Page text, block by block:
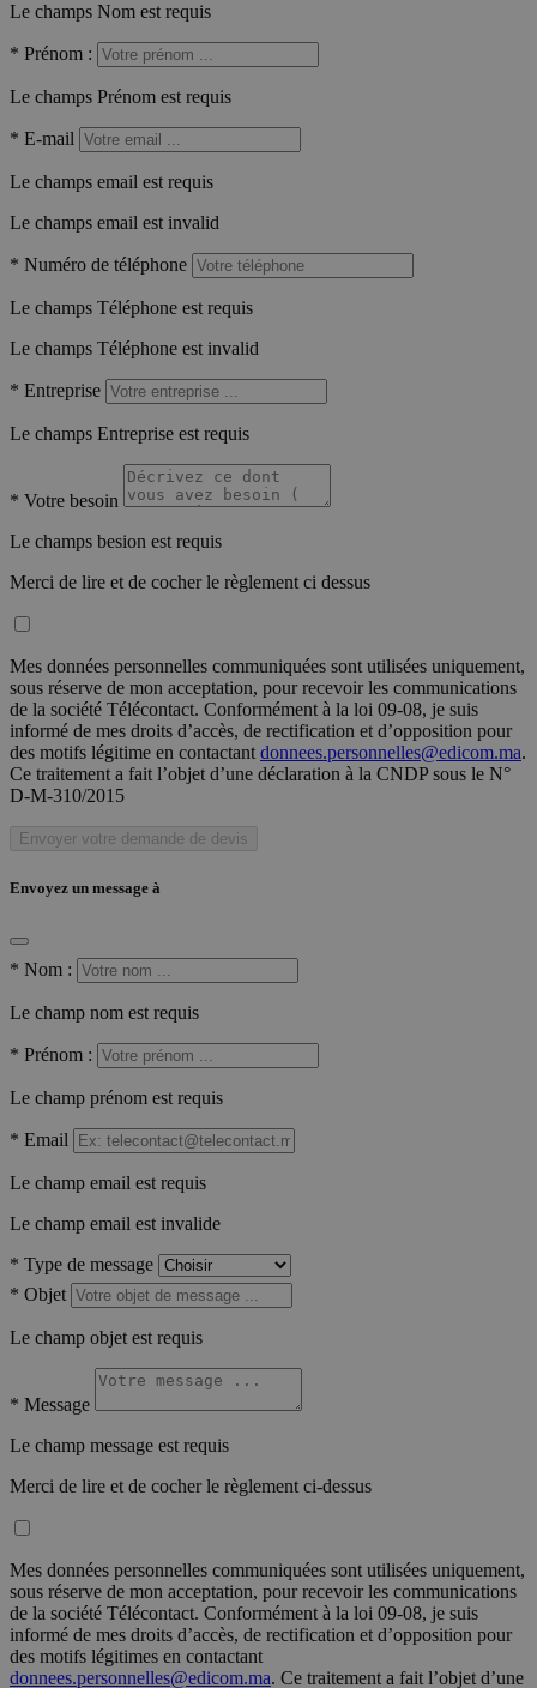
Le champs Nom est requis
* Prénom :
Le champs Prénom est requis
* E-mail
Le champs email est requis
Le champs email est invalid
* Numéro de téléphone
Le champs Téléphone est requis
Le champs Téléphone est invalid
* Entreprise
Le champs Entreprise est requis
* Votre besoin
Le champs besion est requis
Merci de lire et de cocher le règlement ci dessus
Mes données personnelles communiquées sont utilisées uniquement,
sous réserve de mon acceptation, pour recevoir les communications
de la société Télécontact. Conformément à la loi 09-08, je suis
informé de mes droits d’accès, de rectification et d’opposition pour
des motifs légitime en contactant donnees.personnelles@edicom.ma.
Ce traitement a fait l’objet d’une déclaration à la CNDP sous le N°
D-M-310/2015
Envoyer votre demande de devis
Envoyez un message à
* Nom :
Le champ nom est requis
* Prénom :
Le champ prénom est requis
* Email
Le champ email est requis
Le champ email est invalide
* Type de message
* Objet
Le champ objet est requis
* Message
Le champ message est requis
Merci de lire et de cocher le règlement ci-dessus
Mes données personnelles communiquées sont utilisées uniquement,
sous réserve de mon acceptation, pour recevoir les communications
de la société Télécontact. Conformément à la loi 09-08, je suis
informé de mes droits d’accès, de rectification et d’opposition pour
des motifs légitimes en contactant
donnees.personnelles@edicom.ma. Ce traitement a fait l’objet d’une